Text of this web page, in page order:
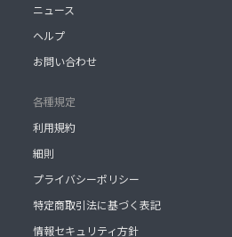
ニュース
ヘルプ
お問い合わせ
各種規定
利用規約
細則
プライバシーポリシー
特定商取引法に基づく表記
情報セキュリティ方針